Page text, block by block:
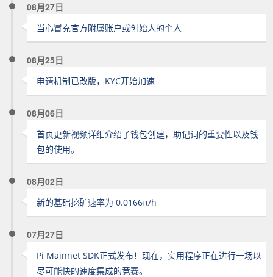
08月27日
当心冒充官方附属账户或创始人的个人
08月25日
申请机制已改版，KYC开始加速
08月06日
首页更新视频详细介绍了钱包创建，助记词的重要性以及钱
包的使用。
08月02日
新的基础挖矿速率为 0.0166π/h
07月27日
Pi Mainnet SDK正式发布！现在，实用程序正在进行一场以
尽可能快的速度集成的竞赛。